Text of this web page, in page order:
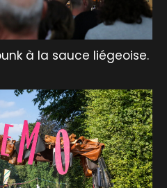
à la sauce liégeoise.